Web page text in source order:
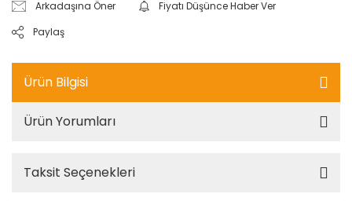
Arkadaşına Öner
Fiyatı Düşünce Haber Ver
Paylaş
Ürün Bilgisi
Ürün Yorumları
Taksit Seçenekleri